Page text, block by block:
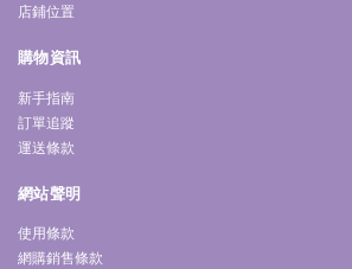
店鋪位置
購物資訊
新手指南
訂單追蹤
運送條款
網站聲明
使用條款
網購銷售條款